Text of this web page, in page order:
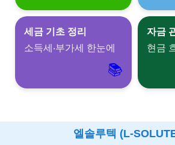
세금 기초 정리
소득세‧부가세 한눈에
📚
자금
현금
엘솔루텍 (L-